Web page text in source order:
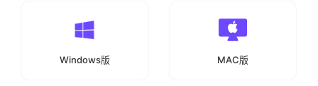
Windows版 MAC版